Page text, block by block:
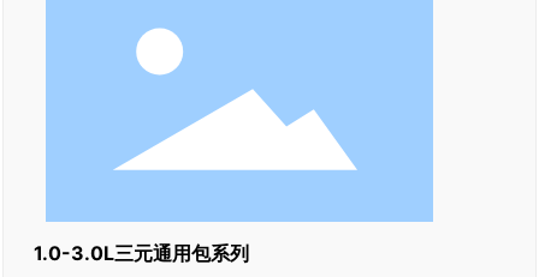
1.0-3.0L三元通用包系列